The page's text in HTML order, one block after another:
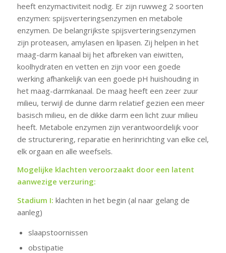
heeft enzymactiviteit nodig. Er zijn ruwweg 2 soorten
enzymen: spijsverteringsenzymen en metabole
enzymen. De belangrijkste spijsverteringsenzymen
zijn proteasen, amylasen en lipasen. Zij helpen in het
maag-darm kanaal bij het afbreken van eiwitten,
koolhydraten en vetten en zijn voor een goede
werking afhankelijk van een goede pH huishouding in
het maag-darmkanaal. De maag heeft een zeer zuur
milieu, terwijl de dunne darm relatief gezien een meer
basisch milieu, en de dikke darm een licht zuur milieu
heeft. Metabole enzymen zijn verantwoordelijk voor
de structurering, reparatie en herinrichting van elke cel,
elk orgaan en alle weefsels.
Mogelijke klachten veroorzaakt door een latent
aanwezige verzuring:
Stadium I: klachten in het begin (al naar gelang de
aanleg)
slaapstoornissen
obstipatie